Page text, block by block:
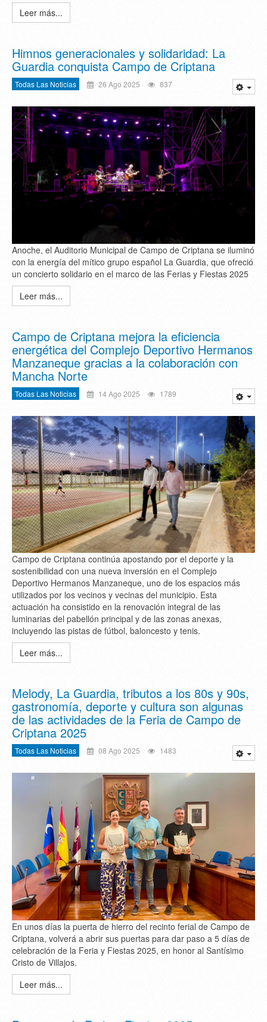
Leer más...
Himnos generacionales y solidaridad: La
Guardia conquista Campo de Criptana
Todas Las Noticias 26 Ago 2025 837
Anoche, el Auditorio Municipal de Campo de Criptana se iluminó
con la energía del mítico grupo español La Guardia, que ofreció
un concierto solidario en el marco de las Ferias y Fiestas 2025
Leer más...
Campo de Criptana mejora la eficiencia
energética del Complejo Deportivo Hermanos
Manzaneque gracias a la colaboración con
Mancha Norte
Todas Las Noticias 14 Ago 2025 1789
Campo de Criptana continúa apostando por el deporte y la
sostenibilidad con una nueva inversión en el Complejo
Deportivo Hermanos Manzaneque, uno de los espacios más
utilizados por los vecinos y vecinas del municipio. Esta
actuación ha consistido en la renovación integral de las
luminarias del pabellón principal y de las zonas anexas,
incluyendo las pistas de fútbol, baloncesto y tenis.
Leer más...
Melody, La Guardia, tributos a los 80s y 90s,
gastronomía, deporte y cultura son algunas
de las actividades de la Feria de Campo de
Criptana 2025
Todas Las Noticias 08 Ago 2025 1483
En unos días la puerta de hierro del recinto ferial de Campo de
Criptana, volverá a abrir sus puertas para dar paso a 5 días de
celebración de la Feria y Fiestas 2025, en honor al Santísimo
Cristo de Villajos.
Leer más...